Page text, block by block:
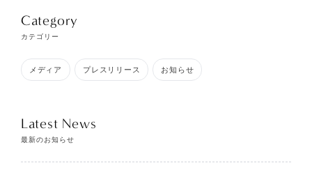
Category
カテゴリー
メディア プレスリリース お知らせ
Latest News
最新のお知らせ